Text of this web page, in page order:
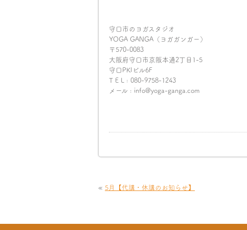
守口市のヨガスタジオ
YOGA GANGA（ヨガガンガー）
〒570-0083
大阪府守口市京阪本通2丁目1-5
守口PKIビル6F
T E L : 080-9758-1243
メール : info@yoga-ganga.com
« 5月【代講・休講のお知らせ】